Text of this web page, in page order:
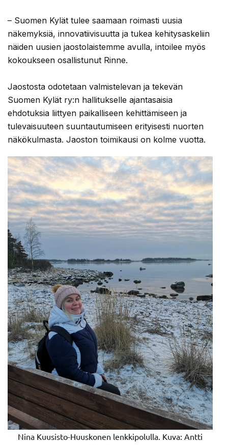
– Suomen Kylät tulee saamaan roimasti uusia
näkemyksiä, innovatiivisuutta ja tukea kehitysaskeliin
näiden uusien jaostolaistemme avulla, intoilee myös
kokoukseen osallistunut Rinne.
Jaostosta odotetaan valmistelevan ja tekevän
Suomen Kylät ry:n hallitukselle ajantasaisia
ehdotuksia liittyen paikalliseen kehittämiseen ja
tulevaisuuteen suuntautumiseen erityisesti nuorten
näkökulmasta. Jaoston toimikausi on kolme vuotta.
Nina Kuusisto-Huuskonen lenkkipolulla. Kuva: Antti